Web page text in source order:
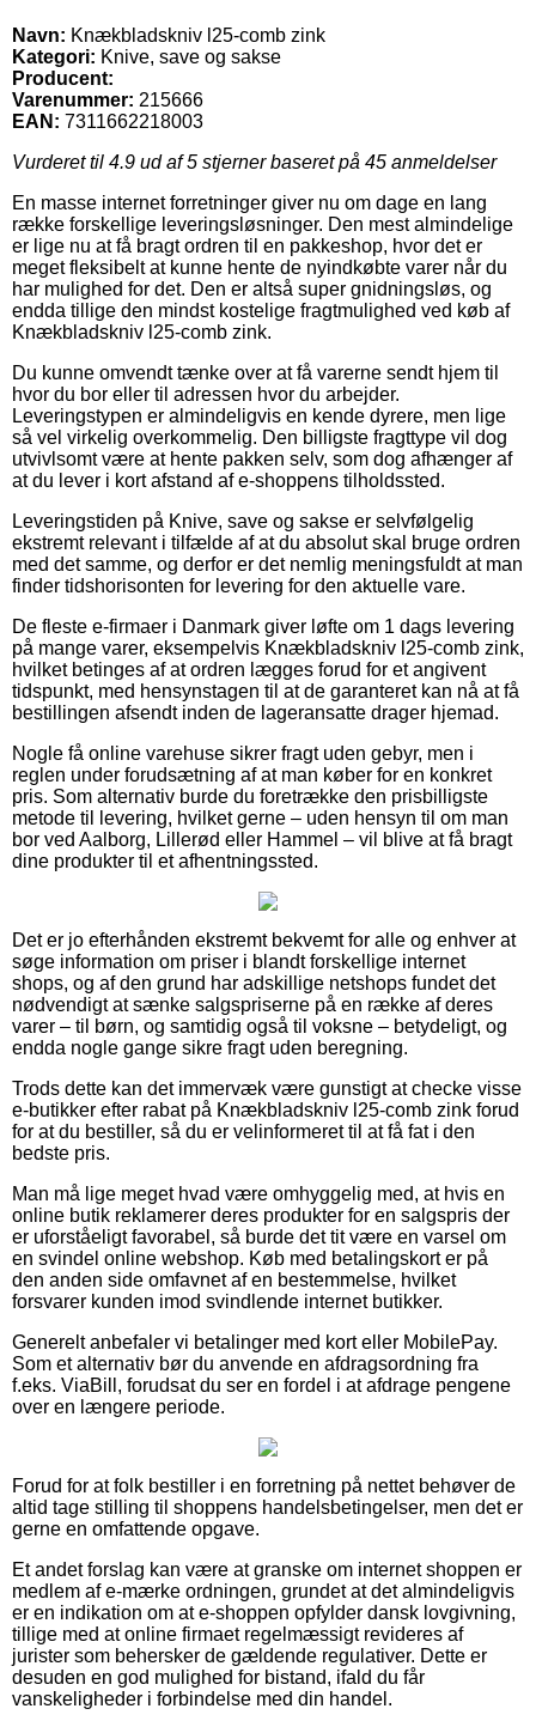
Navn: Knækbladskniv l25-comb zink
Kategori: Knive, save og sakse
Producent:
Varenummer: 215666
EAN: 7311662218003
Vurderet til 4.9 ud af 5 stjerner baseret på 45 anmeldelser
En masse internet forretninger giver nu om dage en lang
række forskellige leveringsløsninger. Den mest almindelige
er lige nu at få bragt ordren til en pakkeshop, hvor det er
meget fleksibelt at kunne hente de nyindkøbte varer når du
har mulighed for det. Den er altså super gnidningsløs, og
endda tillige den mindst kostelige fragtmulighed ved køb af
Knækbladskniv l25-comb zink.
Du kunne omvendt tænke over at få varerne sendt hjem til
hvor du bor eller til adressen hvor du arbejder.
Leveringstypen er almindeligvis en kende dyrere, men lige
så vel virkelig overkommelig. Den billigste fragttype vil dog
utvivlsomt være at hente pakken selv, som dog afhænger af
at du lever i kort afstand af e-shoppens tilholdssted.
Leveringstiden på Knive, save og sakse er selvfølgelig
ekstremt relevant i tilfælde af at du absolut skal bruge ordren
med det samme, og derfor er det nemlig meningsfuldt at man
finder tidshorisonten for levering for den aktuelle vare.
De fleste e-firmaer i Danmark giver løfte om 1 dags levering
på mange varer, eksempelvis Knækbladskniv l25-comb zink,
hvilket betinges af at ordren lægges forud for et angivent
tidspunkt, med hensynstagen til at de garanteret kan nå at få
bestillingen afsendt inden de lageransatte drager hjemad.
Nogle få online varehuse sikrer fragt uden gebyr, men i
reglen under forudsætning af at man køber for en konkret
pris. Som alternativ burde du foretrække den prisbilligste
metode til levering, hvilket gerne – uden hensyn til om man
bor ved Aalborg, Lillerød eller Hammel – vil blive at få bragt
dine produkter til et afhentningssted.
Det er jo efterhånden ekstremt bekvemt for alle og enhver at
søge information om priser i blandt forskellige internet
shops, og af den grund har adskillige netshops fundet det
nødvendigt at sænke salgspriserne på en række af deres
varer – til børn, og samtidig også til voksne – betydeligt, og
endda nogle gange sikre fragt uden beregning.
Trods dette kan det immervæk være gunstigt at checke visse
e-butikker efter rabat på Knækbladskniv l25-comb zink forud
for at du bestiller, så du er velinformeret til at få fat i den
bedste pris.
Man må lige meget hvad være omhyggelig med, at hvis en
online butik reklamerer deres produkter for en salgspris der
er uforståeligt favorabel, så burde det tit være en varsel om
en svindel online webshop. Køb med betalingskort er på
den anden side omfavnet af en bestemmelse, hvilket
forsvarer kunden imod svindlende internet butikker.
Generelt anbefaler vi betalinger med kort eller MobilePay.
Som et alternativ bør du anvende en afdragsordning fra
f.eks. ViaBill, forudsat du ser en fordel i at afdrage pengene
over en længere periode.
Forud for at folk bestiller i en forretning på nettet behøver de
altid tage stilling til shoppens handelsbetingelser, men det er
gerne en omfattende opgave.
Et andet forslag kan være at granske om internet shoppen er
medlem af e-mærke ordningen, grundet at det almindeligvis
er en indikation om at e-shoppen opfylder dansk lovgivning,
tillige med at online firmaet regelmæssigt revideres af
jurister som behersker de gældende regulativer. Dette er
desuden en god mulighed for bistand, ifald du får
vanskeligheder i forbindelse med din handel.